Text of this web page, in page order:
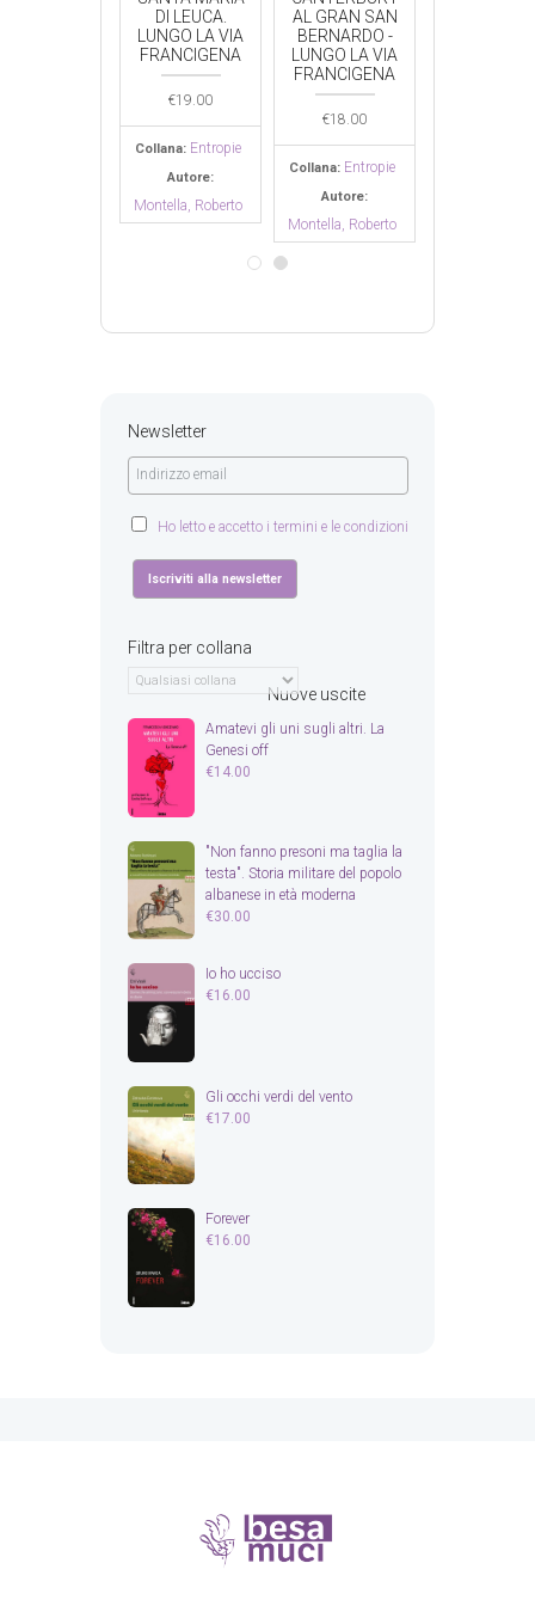
DI LEUCA.
LUNGO LA VIA
FRANCIGENA
€19.00
Collana: Entropie
Autore:
Montella, Roberto
AL GRAN SAN
BERNARDO -
LUNGO LA VIA
FRANCIGENA
€18.00
Collana: Entropie
Autore:
Montella, Roberto
Newsletter
Ho letto e accetto i termini e le condizioni
Filtra per collana
Nuove uscite
Amatevi gli uni sugli altri. La
Genesi off
€14.00
"Non fanno presoni ma taglia la
testa". Storia militare del popolo
albanese in età moderna
€30.00
Io ho ucciso
€16.00
Gli occhi verdi del vento
€17.00
Forever
€16.00